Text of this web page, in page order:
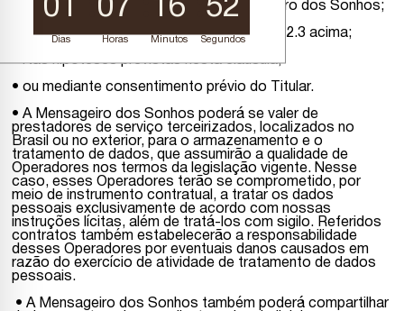
econômico ou controladas pela Mensageiro dos Sonhos;
• Com as entidades mencionadas no item 2.3 acima;
• Nas hipóteses previstas nesta cláusula;
• ou mediante consentimento prévio do Titular.
• A Mensageiro dos Sonhos poderá se valer de
prestadores de serviço terceirizados, localizados no
Brasil ou no exterior, para o armazenamento e o
tratamento de dados, que assumirão a qualidade de
Operadores nos termos da legislação vigente. Nesse
caso, esses Operadores terão se comprometido, por
meio de instrumento contratual, a tratar os dados
pessoais exclusivamente de acordo com nossas
instruções lícitas, além de tratá-los com sigilo. Referidos
contratos também estabelecerão a responsabilidade
desses Operadores por eventuais danos causados em
razão do exercício de atividade de tratamento de dados
pessoais.
• A Mensageiro dos Sonhos também poderá compartilhar
01
Dias
07
Horas
16
Minutos
51
Segundos